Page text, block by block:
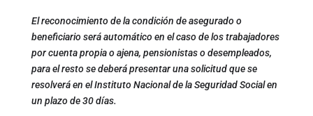
El reconocimiento de la condición de asegurado o
beneficiario será automático en el caso de los trabajadores
por cuenta propia o ajena, pensionistas o desempleados,
para el resto se deberá presentar una solicitud que se
resolverá en el Instituto Nacional de la Seguridad Social en
un plazo de 30 días.